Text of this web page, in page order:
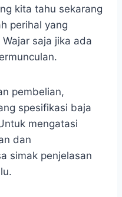
kita tahu sekarang
perihal yang
saja jika ada
pembelian,
spesifikasi baja
mengatasi
dan
simak penjelasan